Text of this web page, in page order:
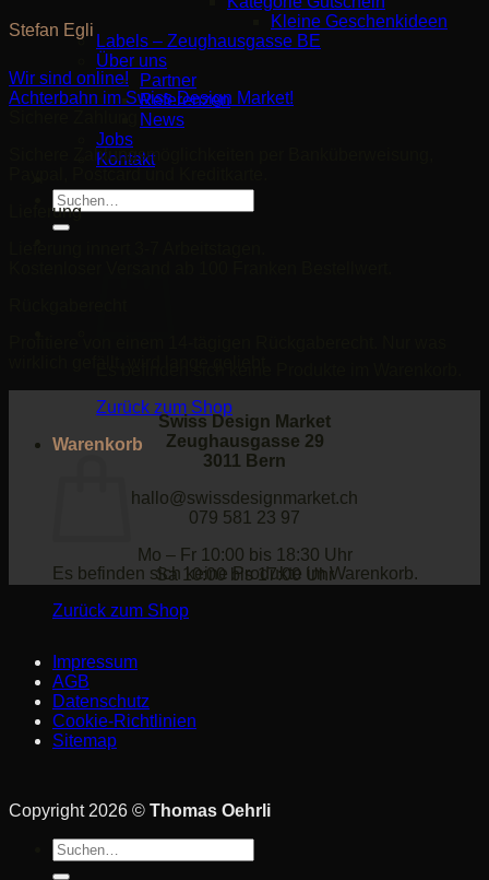
Kleine Geschenkideen
Labels – Zeughausgasse BE
Über uns
Partner
Referenzen
News
Jobs
Kontakt
Suche
nach:
Zurück zum Shop
Warenkorb
Es befinden sich keine Produkte im Warenkorb.
Zurück zum Shop
Stefan Egli
Wir sind online!
Achterbahn im Swiss Design Market!
Sichere Zahlungsmöglichkeiten per Banküberweisung,
Lieferung
Swiss Design Market
Zeughausgasse 29
3011 Bern
hallo@swissdesignmarket.ch
079 581 23 97
Mo – Fr 10:00 bis 18:30 Uhr
Sa 10:00 bis 17:00 Uhr
Impressum
AGB
Datenschutz
Cookie-Richtlinien
Sitemap
Copyright 2026 © Thomas Oehrli
Suche
nach: